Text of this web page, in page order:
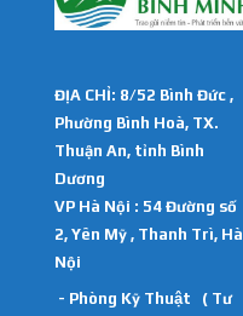
ĐỊA CHỈ: 8/52 Bình Đức ,
Phường Bình Hoà, TX.
Thuận An, tỉnh Bình
Dương
VP Hà Nội : 54 Đường số
2, Yên Mỹ , Thanh Trì, Hà
Nội
- Phòng Kỹ Thuật ( Tư